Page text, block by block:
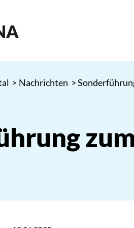
> Nachrichten >